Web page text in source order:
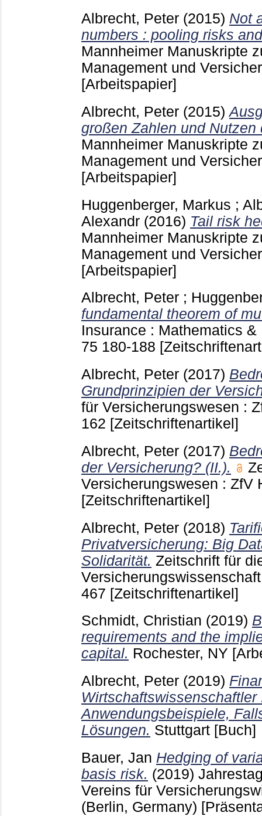
Albrecht, Peter (2015) Not
numbers : pooling risks
Mannheimer Manuskripte
Management und
[Arbeitspapier]
Albrecht, Peter (2015)
großen Zahlen und Nutzen
Mannheimer Manuskripte
Management und
[Arbeitspapier]
Huggenberger, Markus ;
Alexandr (2016) Tail risk
Mannheimer Manuskripte
Management und
[Arbeitspapier]
Albrecht, Peter ;
fundamental theorem of
Insurance : Mathematics
75 180-188
Albrecht, Peter (2017)
Grundprinzipien der
für Versicherungswesen :
162 [Zeitschriftenartikel]
Albrecht, Peter (2017)
der Versicherung? (II.).
Versicherungswesen : ZfV
[Zeitschriftenartikel]
Albrecht, Peter (2018)
Privatversicherung: Big
Solidarität. Zeitschrift für
467 [Zeitschriftenartikel]
Schmidt, Christian (2019)
requirements and the
capital. Rochester, NY
Albrecht, Peter (2019)
Wirtschaftswissenschaftler
Anwendungsbeispiele,
Lösungen. Stuttgart [Buch]
Bauer, Jan Hedging of
basis risk. (2019)
Vereins für
(Berlin, Germany)